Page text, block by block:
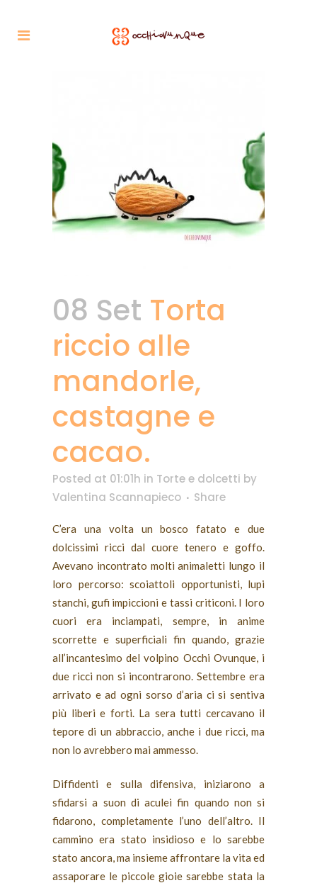
08 Set Torta
riccio alle
mandorle,
castagne e
cacao.
Posted at 01:01h in Torte e dolcetti by
Valentina Scannapieco
Share
C’era una volta un bosco fatato e due
dolcissimi ricci dal cuore tenero e goffo.
Avevano incontrato molti animaletti lungo il
loro percorso: scoiattoli opportunisti, lupi
stanchi, gufi impiccioni e tassi criticoni. I loro
cuori era inciampati, sempre, in anime
scorrette e superficiali fin quando, grazie
all’incantesimo del volpino Occhi Ovunque, i
due ricci non si incontrarono. Settembre era
arrivato e ad ogni sorso d’aria ci si sentiva
più liberi e forti. La sera tutti cercavano il
tepore di un abbraccio, anche i due ricci, ma
non lo avrebbero mai ammesso.
Diffidenti e sulla difensiva, iniziarono a
sfidarsi a suon di aculei fin quando non si
fidarono, completamente l’uno dell’altro. Il
cammino era stato insidioso e lo sarebbe
stato ancora, ma insieme affrontare la vita ed
assaporare le piccole gioie sarebbe stata la